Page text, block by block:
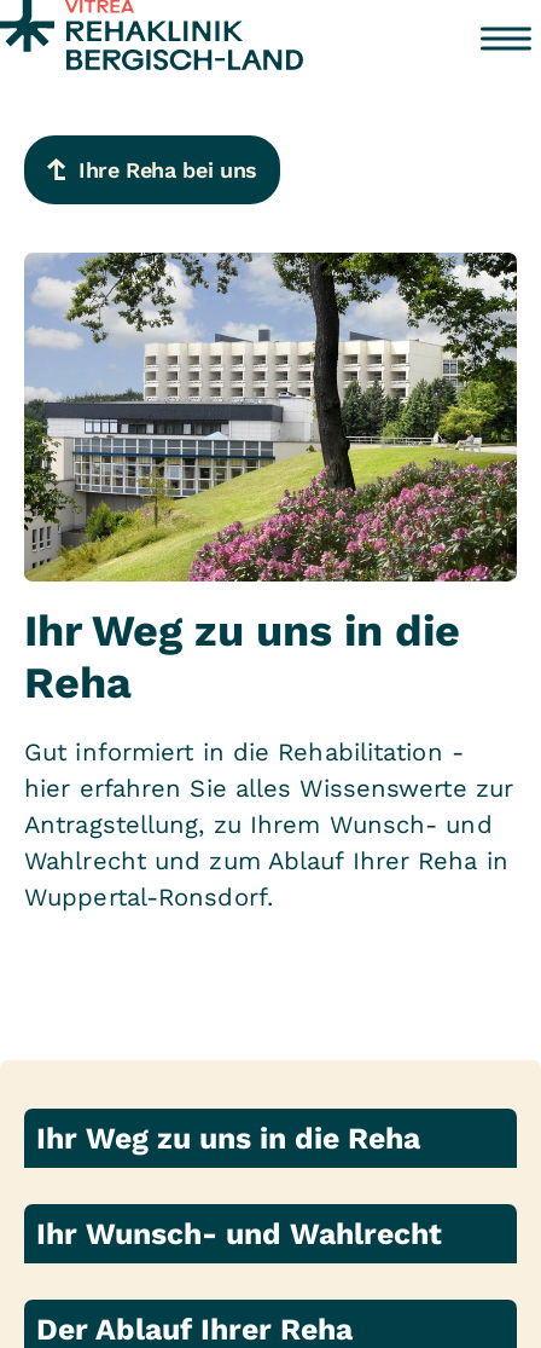
Zum Inhalt springen
Ihre Reha bei uns
Ihr Weg zu uns in die
Reha
Gut informiert in die Rehabilitation -
hier erfahren Sie alles Wissenswerte zur
Antragstellung, zu Ihrem Wunsch- und
Wahlrecht und zum Ablauf Ihrer Reha in
Wuppertal-Ronsdorf.
Ihr Weg zu uns in die Reha
Ihr Wunsch- und Wahlrecht
Der Ablauf Ihrer Reha